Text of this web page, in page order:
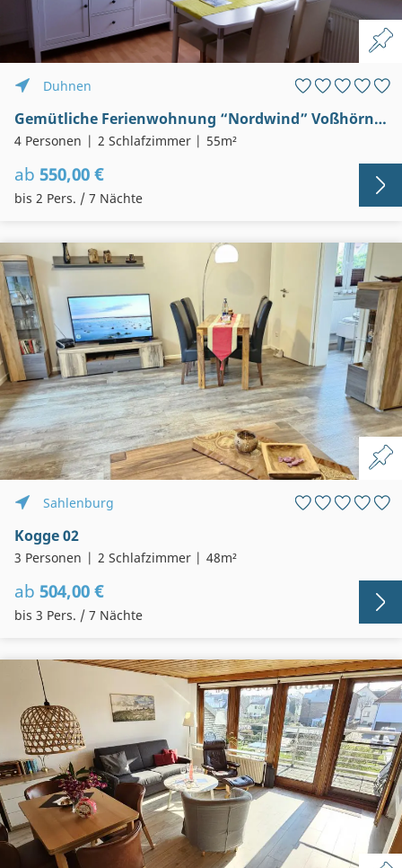
Duhnen
Gemütliche Ferienwohnung “Nordwind” Voßhörn 27 Duhnen
4 Personen 2 Schlafzimmer 55m²
ab 550,00 €
bis 2 Pers. / 7 Nächte
Sahlenburg
Kogge 02
3 Personen 2 Schlafzimmer 48m²
ab 504,00 €
bis 3 Pers. / 7 Nächte